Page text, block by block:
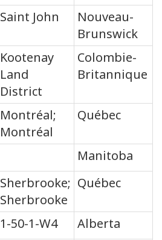
Saint John
Nouveau-
Brunswick
Kootenay
Land
District
Colombie-
Britannique
Montréal;
Montréal
Québec
Manitoba
Sherbrooke;
Sherbrooke
Québec
1-50-1-W4 Alberta